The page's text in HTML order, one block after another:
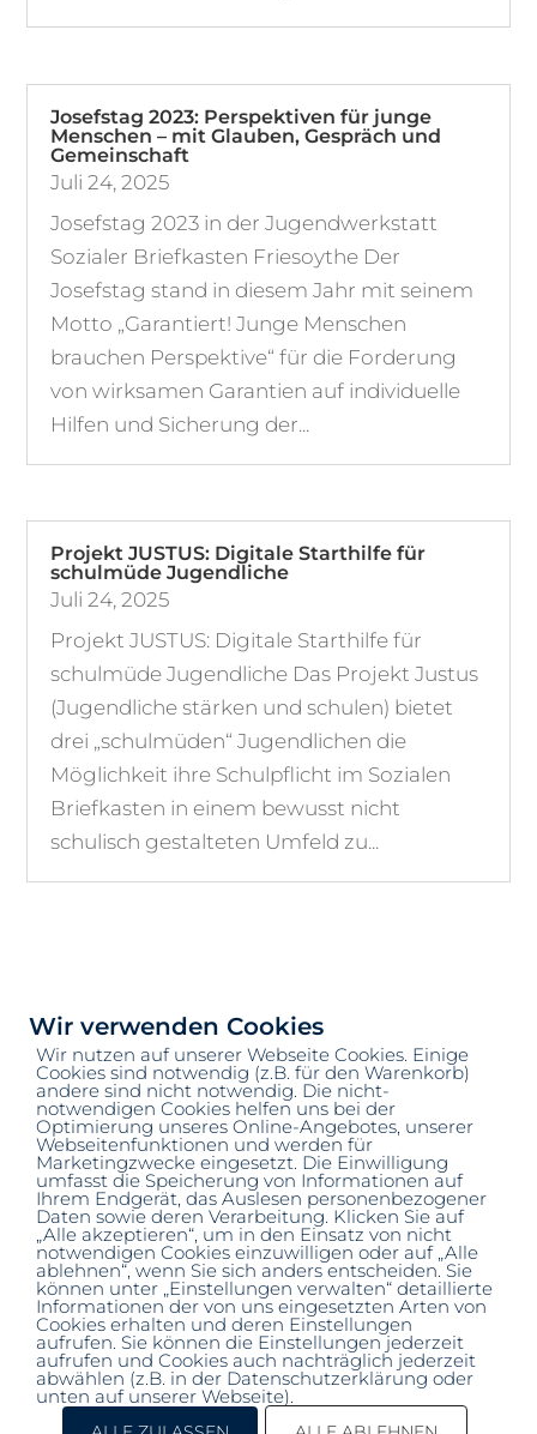
Josefstag 2023: Perspektiven für junge
Menschen – mit Glauben, Gespräch und
Gemeinschaft
Juli 24, 2025
Josefstag 2023 in der Jugendwerkstatt
Sozialer Briefkasten Friesoythe Der
Josefstag stand in diesem Jahr mit seinem
Motto „Garantiert! Junge Menschen
brauchen Perspektive“ für die Forderung
von wirksamen Garantien auf individuelle
Hilfen und Sicherung der...
Projekt JUSTUS: Digitale Starthilfe für
schulmüde Jugendliche
Juli 24, 2025
Projekt JUSTUS: Digitale Starthilfe für
schulmüde Jugendliche Das Projekt Justus
(Jugendliche stärken und schulen) bietet
drei „schulmüden“ Jugendlichen die
Möglichkeit ihre Schulpflicht im Sozialen
Briefkasten in einem bewusst nicht
schulisch gestalteten Umfeld zu...
▲▲
COPYRIGHT © 2025 – SOZIALER BRIEFKASTEN
FRIESOYTHE | DESIGNED BYDIGELITE
Wir verwenden Cookies
Wir nutzen auf unserer Webseite Cookies. Einige
Cookies sind notwendig (z.B. für den Warenkorb)
andere sind nicht notwendig. Die nicht-
notwendigen Cookies helfen uns bei der
Optimierung unseres Online-Angebotes, unserer
Webseitenfunktionen und werden für
Marketingzwecke eingesetzt. Die Einwilligung
umfasst die Speicherung von Informationen auf
Ihrem Endgerät, das Auslesen personenbezogener
Daten sowie deren Verarbeitung. Klicken Sie auf
„Alle akzeptieren“, um in den Einsatz von nicht
notwendigen Cookies einzuwilligen oder auf „Alle
ablehnen“, wenn Sie sich anders entscheiden. Sie
können unter „Einstellungen verwalten“ detaillierte
Informationen der von uns eingesetzten Arten von
Cookies erhalten und deren Einstellungen
aufrufen. Sie können die Einstellungen jederzeit
aufrufen und Cookies auch nachträglich jederzeit
abwählen (z.B. in der Datenschutzerklärung oder
unten auf unserer Webseite).